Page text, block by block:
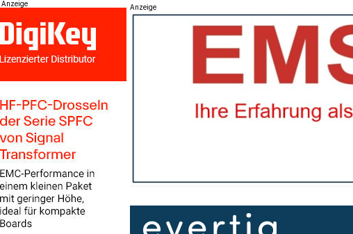
Anzeige Anzeige